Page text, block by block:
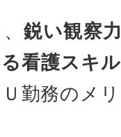
鋭い観察
看護スキル
勤務のメ